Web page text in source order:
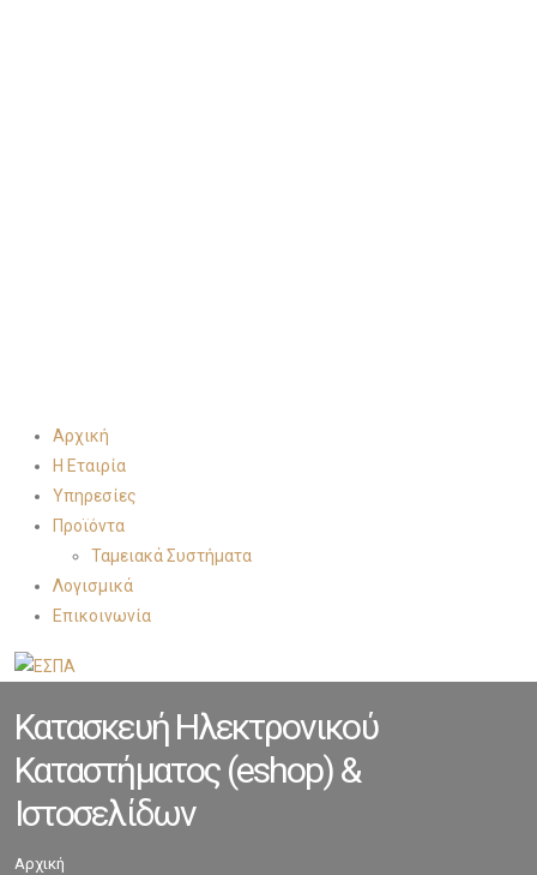
Αρχική
Η Εταιρία
Υπηρεσίες
Προϊόντα
Ταμειακά Συστήματα
Λογισμικά
Επικοινωνία
Κατασκευή Ηλεκτρονικού
Καταστήματος (eshop) &
Ιστοσελίδων
Αρχική